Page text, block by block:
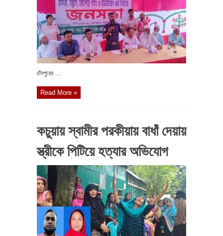
চাঁদপুরের ...
Read More »
কচুয়ায় স্বামীর পরকীয়ায় বাধাঁ দেয়ায়
স্ত্রীকে পিটিয়ে হত্যার অভিযোগ